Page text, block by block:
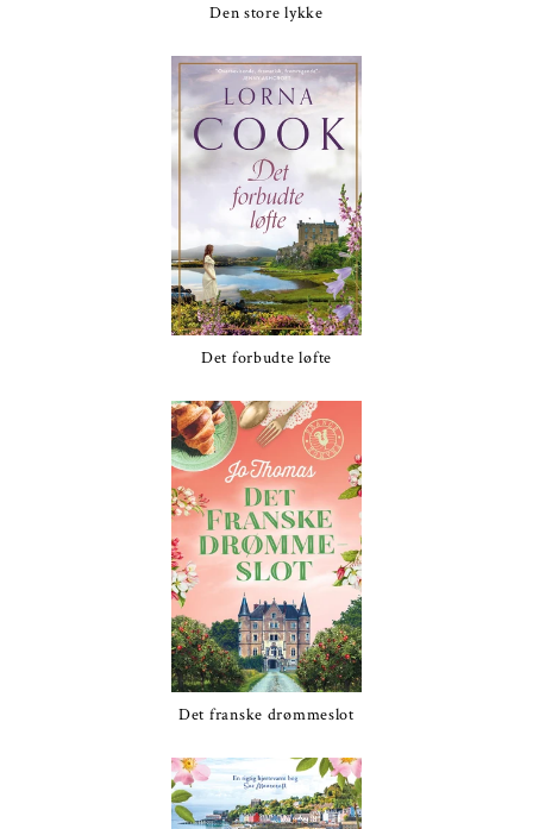
Den store lykke
Det forbudte løfte
Det franske drømmeslot